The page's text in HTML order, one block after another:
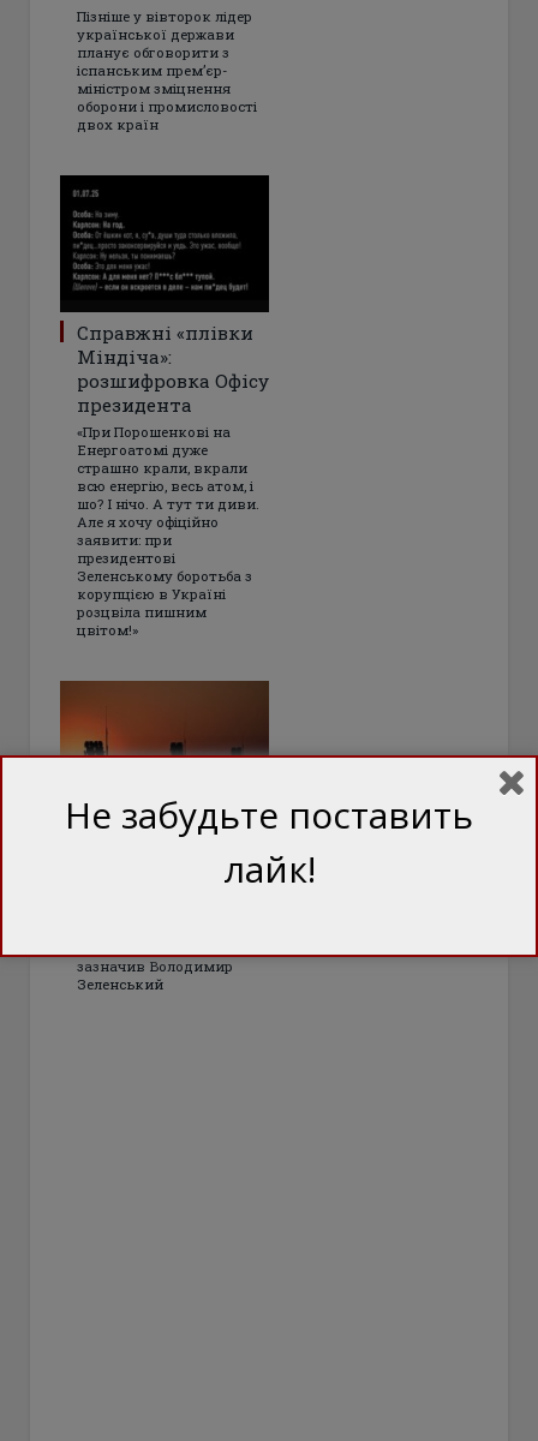
Пізніше у вівторок лідер
української держави
планує обговорити з
іспанським прем’єр-
міністром зміцнення
оборони і промисловості
двох країн
Справжні «плівки
Міндіча»:
розшифровка Офісу
президента
«При Порошенкові на
Енергоатомі дуже
страшно крали, вкрали
всю енергію, весь атом, і
шо? І нічо. А тут ти диви.
Але я хочу офіційно
заявити: при
президентові
Зеленському боротьба з
корупцією в Україні
розцвіла пишним
цвітом!»
Німеччина
передала Україні
системи Patriot
зазначив Володимир
Зеленський
Не забудьте поставить
лайк!